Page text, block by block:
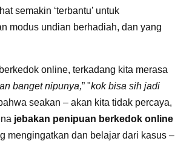
semakin ‘terbantu’ untuk
modus undian berhadiah, dan yang
online, terkadang kita merasa
banget nipunya,” "kok bisa sih jadi
seakan – akan kita tidak percaya,
jebakan penipuan berkedok online
mengingatkan dan belajar dari kasus –